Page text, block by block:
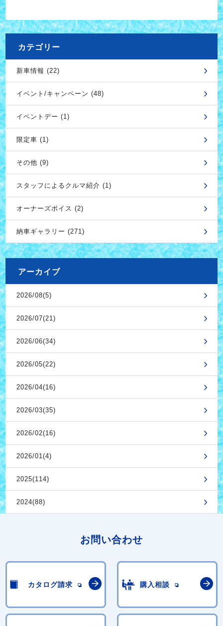
カテゴリー
新車情報 (22)
イベント/キャンペーン (48)
イベントデー (1)
限定車 (1)
その他 (9)
スタッフによるクルマ紹介 (1)
オーナーズボイス (2)
納車ギャラリー (271)
アーカイブ
2026/08(5)
2026/07(21)
2026/06(34)
2026/05(22)
2026/04(16)
2026/03(35)
2026/02(16)
2026/01(4)
2025(114)
2024(88)
お問い合わせ
カタログ請求 購入相談